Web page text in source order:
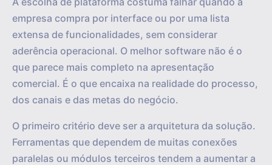
empresa compra por interface ou por uma lista
extensa de funcionalidades, sem considerar
aderência operacional. O melhor software não é o
que parece mais completo na apresentação
comercial. É o que encaixa na realidade do processo,
dos canais e das metas do negócio.
O primeiro critério deve ser a arquitetura da solução.
Ferramentas que dependem de muitas conexões
paralelas ou módulos terceiros tendem a aumentar a